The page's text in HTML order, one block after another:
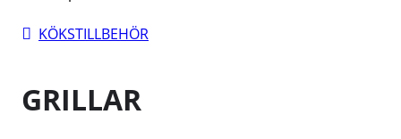
KÖKSTILLBEHÖR
GRILLAR